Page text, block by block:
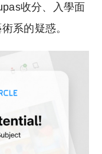
收分、入學面
系的疑惑。